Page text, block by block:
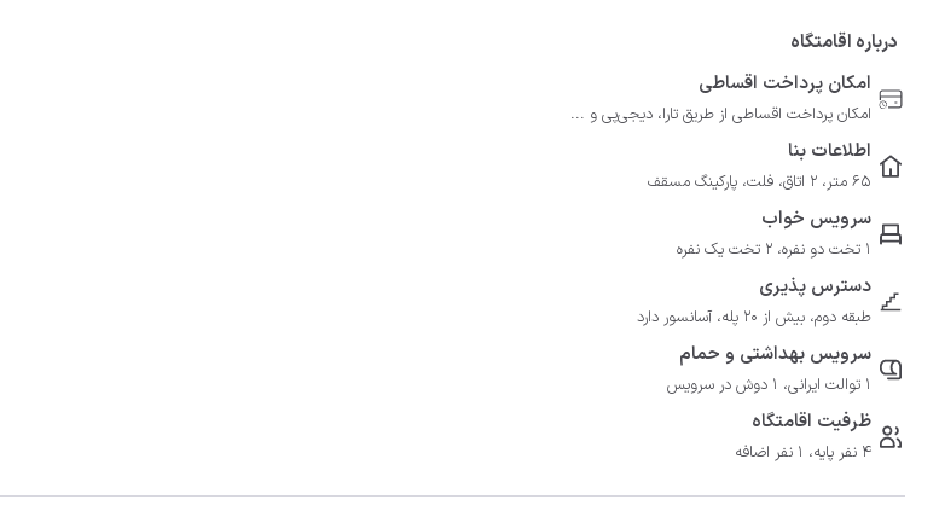
درباره اقامتگاه
امکان پرداخت اقساطی
امکان پرداخت اقساطی از طریق تارا، دیجی‌پی و ...
اطلاعات بنا
65 متر، 2 اتاق، فلت، پارکینگ مسقف
سرویس خواب
1 تخت دو نفره، 2 تخت یک نفره
دسترس پذیری
طبقه دوم، بیش از 20 پله، آسانسور دارد
سرویس بهداشتی و حمام
1 توالت ایرانی، 1 دوش در سرویس
ظرفیت اقامتگاه
4 نفر پایه، 1 نفر اضافه